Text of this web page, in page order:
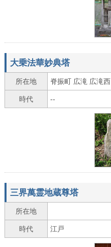
大乗法華妙典塔
所在地 脊振町 広滝 広滝西
時代 --
三界萬霊地蔵尊塔
所在地
時代 江戸